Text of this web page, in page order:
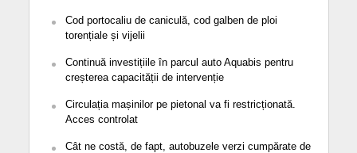
Cod portocaliu de caniculă, cod galben de ploi
torențiale și vijelii
Continuă investițiile în parcul auto Aquabis pentru
creșterea capacității de intervenție
Circulația mașinilor pe pietonal va fi restricționată.
Acces controlat
Cât ne costă, de fapt, autobuzele verzi cumpărate de